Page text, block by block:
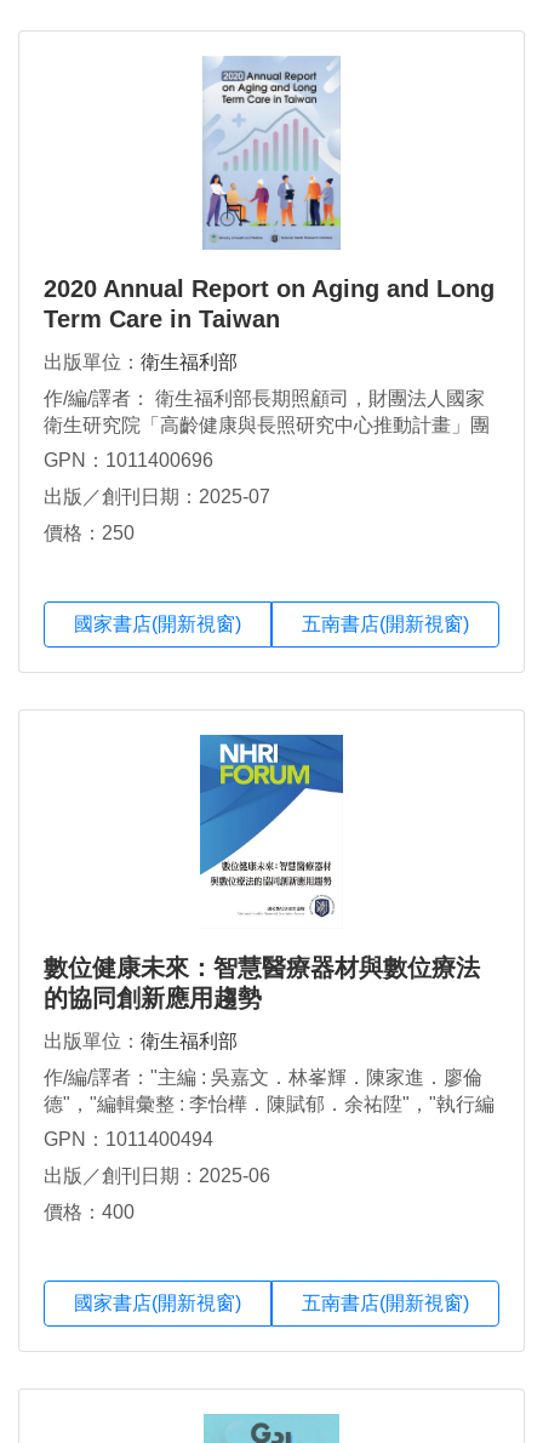
2020 Annual Report on Aging and Long
Term Care in Taiwan
出版單位： 衛生福利部
作/編/譯者： 衛生福利部長期照顧司，財團法人國家
衛生研究院「高齡健康與長照研究中心推動計畫」團
隊
GPN：1011400696
出版／創刊日期：2025-07
價格：250
國家書店(開新視窗) 五南書店(開新視窗)
數位健康未來：智慧醫療器材與數位療法
的協同創新應用趨勢
出版單位： 衛生福利部
作/編/譯者："主編 : 吳嘉文．林峯輝．陳家進．廖倫
德"，"編輯彙整 : 李怡樺．陳賦郁．余祐陞"，"執行編
輯 : 廖倫德．李怡樺．陳賦郁．余祐陞"，"作者群 : 吳
高健薰．陳廷碩．陳芃婷．陳淑妙．陳誌睿．黃博
偉．蔡少軒．鄧居義．蕭耀貴．賴來勳．戴建丞．蘇
GPN：1011400494
出版／創刊日期：2025-06
價格：400
國家書店(開新視窗) 五南書店(開新視窗)